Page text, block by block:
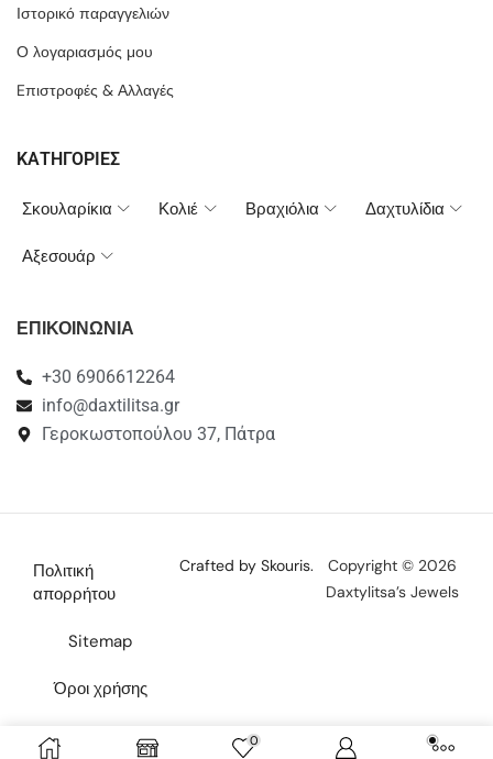
0
Ιστορικό παραγγελιών
Ο λογαριασμός μου
Eπιστροφές & Αλλαγές
ΚΑΤΗΓΟΡΙΕΣ
Σκουλαρίκια Κολιέ Βραχιόλια Δαχτυλίδια
Αξεσουάρ
ΕΠΙΚΟΙΝΩΝΙΑ
+30 6906612264
info@daxtilitsa.gr
Γεροκωστοπούλου 37, Πάτρα
Πολιτική
απορρήτου
Sitemap
Όροι χρήσης
Επικοινωνία
Crafted by Skouris.
Copyright © 2026
Daxtylitsa’s Jewels